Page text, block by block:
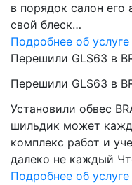
в порядок салон его
свой блеск…
Подробнее об услуге
Перешили GLS63 в
Перешили GLS63 в
Установили обвес
шильдик может
комплекс работ и
далеко не каждый
Подробнее об услуге